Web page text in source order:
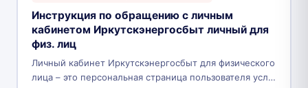
Инструкция по обращению с личным
кабинетом Иркутскэнергосбыт личный для
физ. лиц
Личный кабинет Иркутскэнергосбыт для физического
лица – это персональная страница пользователя услуг